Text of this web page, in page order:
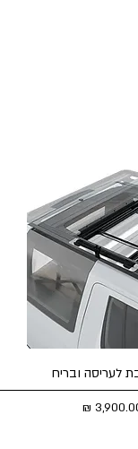
לעריסה ובריח
מבצע